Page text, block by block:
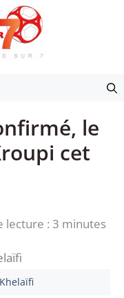
le
cet
lecture : 3 minutes